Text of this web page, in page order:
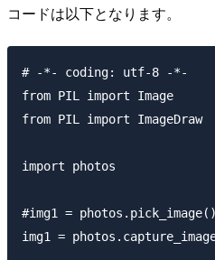
コードは以下となります。
# -*- coding: utf-8 -*-
from PIL import Image
from PIL import ImageDraw
import photos
#img1 = photos.pick_image()
img1 =